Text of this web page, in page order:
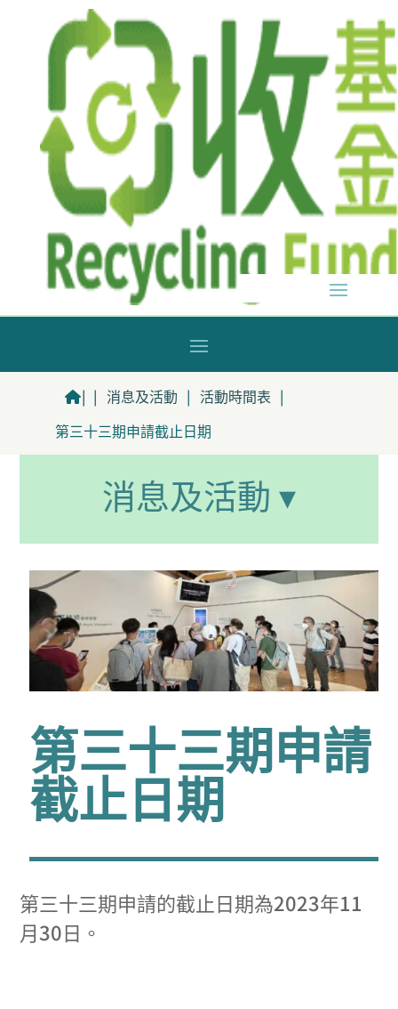
| | 消息及活動 | 活動時間表 |
第三十三期申請截止日期
消息及活動 ▾
第三十三期申請
截止日期
第三十三期申請的截止日期為2023年11
月30日。